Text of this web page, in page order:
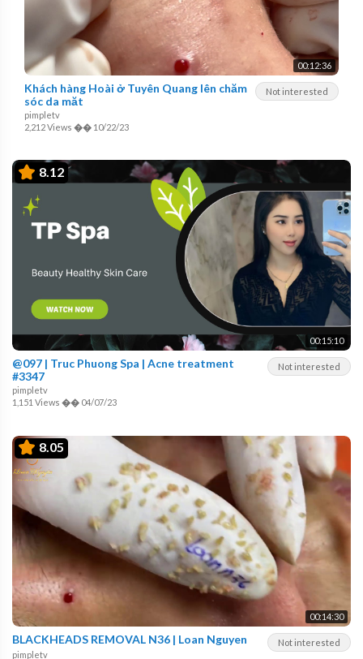
00:12:36
Not interested
Khách hàng Hoài ở Tuyên Quang lên chăm
sóc da mặt
pimpletv
2,212 Views �� 10/22/23
8.12
00:15:10
Not interested
@097 | Truc Phuong Spa | Acne treatment
#3347
pimpletv
1,151 Views �� 04/07/23
8.05
00:14:30
Not interested
BLACKHEADS REMOVAL N36 | Loan Nguyen
pimpletv